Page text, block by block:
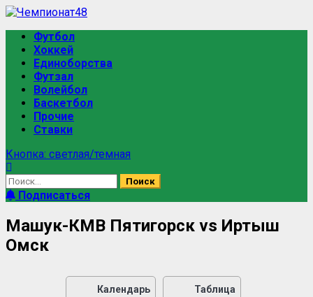
Футбол
Хоккей
Единоборства
Футзал
Волейбол
Баскетбол
Прочие
Ставки
Кнопка: светлая/темная
Подписаться
Машук-КМВ Пятигорск vs Иртыш
Омск
Календарь Таблица